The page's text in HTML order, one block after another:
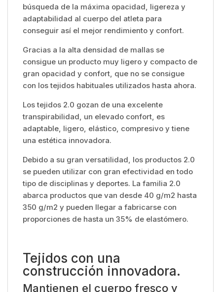
búsqueda de la máxima opacidad, ligereza y
adaptabilidad al cuerpo del atleta para
conseguir así el mejor rendimiento y confort.
Gracias a la alta densidad de mallas se
consigue un producto muy ligero y compacto de
gran opacidad y confort, que no se consigue
con los tejidos habituales utilizados hasta ahora.
Los tejidos 2.0 gozan de una excelente
transpirabilidad, un elevado confort, es
adaptable, ligero, elástico, compresivo y tiene
una estética innovadora.
Debido a su gran versatilidad, los productos 2.0
se pueden utilizar con gran efectividad en todo
tipo de disciplinas y deportes. La familia 2.0
abarca productos que van desde 40 g/m2 hasta
350 g/m2 y pueden llegar a fabricarse con
proporciones de hasta un 35% de elastómero.
Tejidos con una
construcción innovadora.
Mantienen el cuerpo fresco y